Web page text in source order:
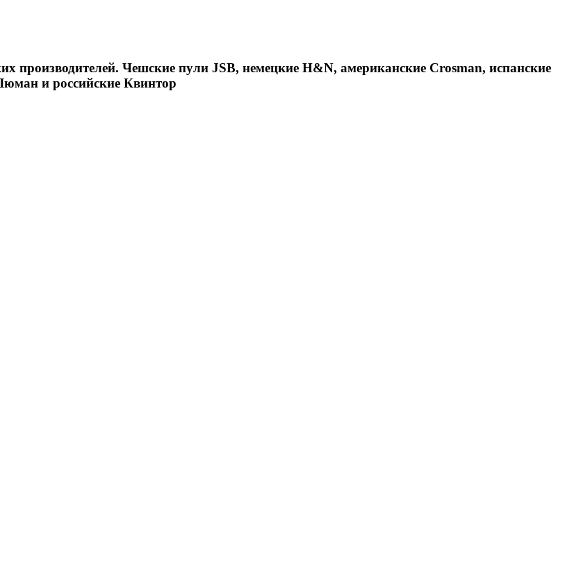
производителей. Чешские пули JSB, немецкие H&N, американские Crosman, испанские
и российские Квинтор